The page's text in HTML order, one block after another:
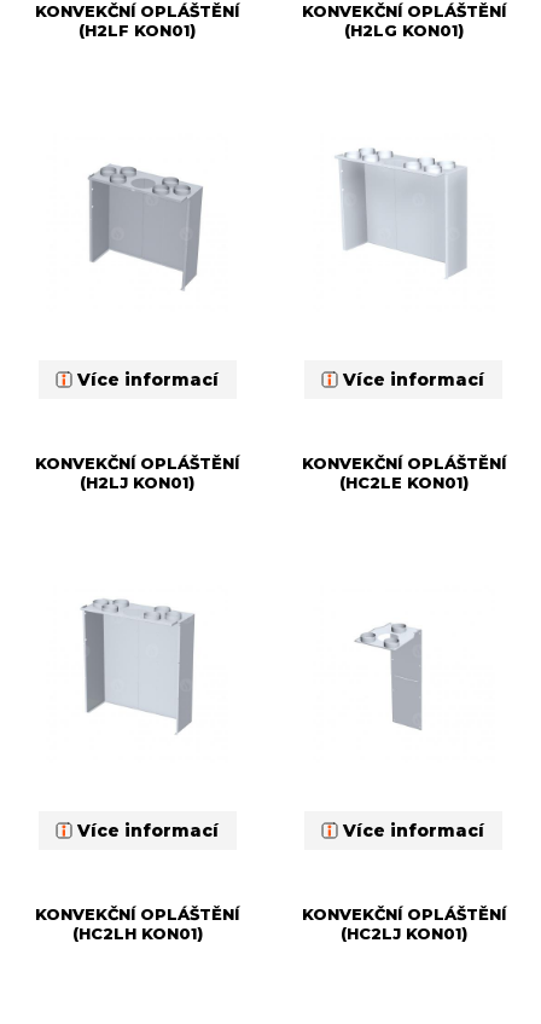
KONVEKČNÍ OPLÁŠTĚNÍ
(H2LF KON01)
Více informací
KONVEKČNÍ OPLÁŠTĚNÍ
(H2LG KON01)
Více informací
KONVEKČNÍ OPLÁŠTĚNÍ
(H2LJ KON01)
Více informací
KONVEKČNÍ OPLÁŠTĚNÍ
(HC2LE KON01)
Více informací
KONVEKČNÍ OPLÁŠTĚNÍ
(HC2LH KON01)
KONVEKČNÍ OPLÁŠTĚNÍ
(HC2LJ KON01)